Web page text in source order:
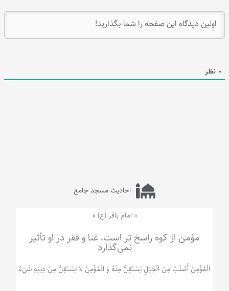
0 نظر
احادیث مسجد جامع
« امام باقر (ع) »
مؤمن از کوه راسخ تر است، غنا و فقر در او تأثیر
نمی‌گذارد
الْمُؤْمِنُ‌ أَصْلَبُ‌ مِنَ‌ الْجَبَلِ‌ یَسْتَقِلُّ مِنْهُ وَ الْمُؤْمِنُ لَا يَسْتَقِلُّ مِنْ دِينِهِ شَيْ‌ءٌ